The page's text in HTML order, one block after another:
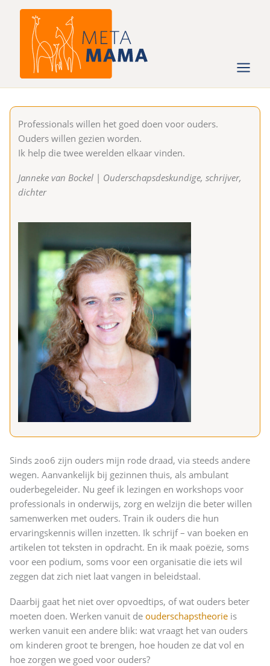
Professionals willen het goed doen voor ouders.
Ouders willen gezien worden.
Ik help die twee werelden elkaar vinden.
Janneke van Bockel | Ouderschapsdeskundige, schrijver,
dichter
Sinds 2006 zijn ouders mijn rode draad, via steeds andere
wegen. Aanvankelijk bij gezinnen thuis, als ambulant
ouderbegeleider. Nu geef ik lezingen en workshops voor
professionals in onderwijs, zorg en welzijn die beter willen
samenwerken met ouders. Train ik ouders die hun
ervaringskennis willen inzetten. Ik schrijf – van boeken en
artikelen tot teksten in opdracht. En ik maak poëzie, soms
voor een podium, soms voor een organisatie die iets wil
zeggen dat zich niet laat vangen in beleidstaal.
Daarbij gaat het niet over opvoedtips, of wat ouders beter
moeten doen. Werken vanuit de ouderschapstheorie is
werken vanuit een andere blik: wat vraagt het van ouders
om kinderen groot te brengen, hoe houden ze dat vol en
hoe zorgen we goed voor ouders?